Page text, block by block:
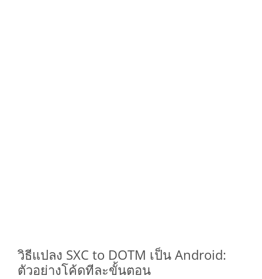
วิธีแปลง SXC to DOTM เป็น Android:
ตัวอย่างโค้ดทีละขั้นตอน